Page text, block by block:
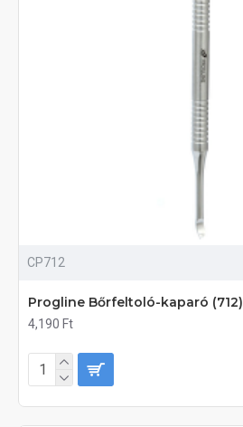
CP712
Progline Bőrfeltoló-kaparó (712)
4,190 Ft